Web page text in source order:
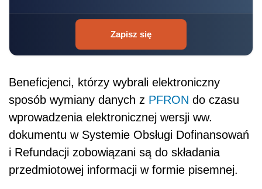
Zapisz się
Beneficjenci, którzy wybrali elektroniczny
sposób wymiany danych z PFRON do czasu
wprowadzenia elektronicznej wersji ww.
dokumentu w Systemie Obsługi Dofinansowań
i Refundacji zobowiązani są do składania
przedmiotowej informacji w formie pisemnej.